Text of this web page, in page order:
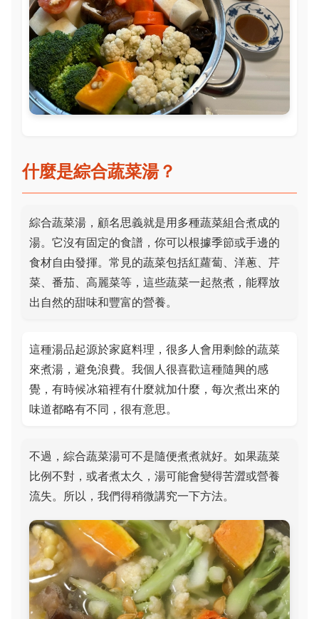
什麼是綜合蔬菜湯？
綜合蔬菜湯，顧名思義就是用多種蔬菜組合煮成的
湯。它沒有固定的食譜，你可以根據季節或手邊的
食材自由發揮。常見的蔬菜包括紅蘿蔔、洋蔥、芹
菜、番茄、高麗菜等，這些蔬菜一起熬煮，能釋放
出自然的甜味和豐富的營養。
這種湯品起源於家庭料理，很多人會用剩餘的蔬菜
來煮湯，避免浪費。我個人很喜歡這種隨興的感
覺，有時候冰箱裡有什麼就加什麼，每次煮出來的
味道都略有不同，很有意思。
不過，綜合蔬菜湯可不是隨便煮煮就好。如果蔬菜
比例不對，或者煮太久，湯可能會變得苦澀或營養
流失。所以，我們得稍微講究一下方法。